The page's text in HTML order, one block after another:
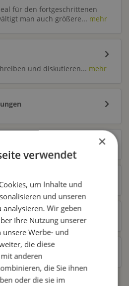
für den fortgeschrittenen
man auch größere... mehr
und diskutieren... mehr
angesehen
×
verwendet
um Inhalte und
und unseren
analysieren. Wir geben
Ihre Nutzung unserer
unsere Werbe- und
die diese
anderen
die Sie ihnen
oder die sie im